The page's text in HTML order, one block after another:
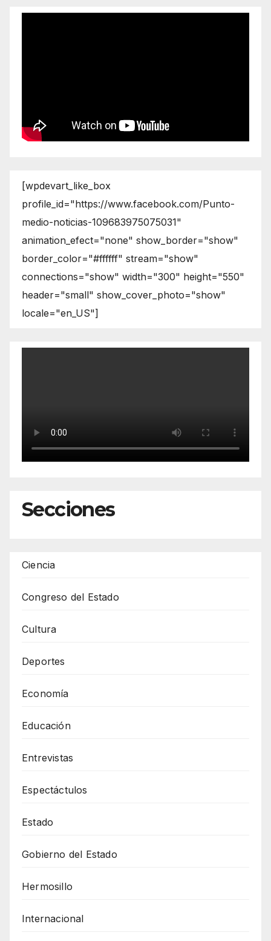
[wpdevart_like_box
profile_id="https://www.facebook.com/Punto-
medio-noticias-109683975075031"
animation_efect="none" show_border="show"
border_color="#ffffff" stream="show"
connections="show" width="300" height="550"
header="small" show_cover_photo="show"
locale="en_US"]
Secciones
Ciencia
Congreso del Estado
Cultura
Deportes
Economía
Educación
Entrevistas
Espectáctulos
Estado
Gobierno del Estado
Hermosillo
Internacional